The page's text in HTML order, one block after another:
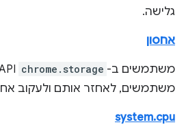
גלישה.
אחסון
משתמשים ב- chrome.storage
משתמשים, לאחזר אותם ולעקוב
system.cpu